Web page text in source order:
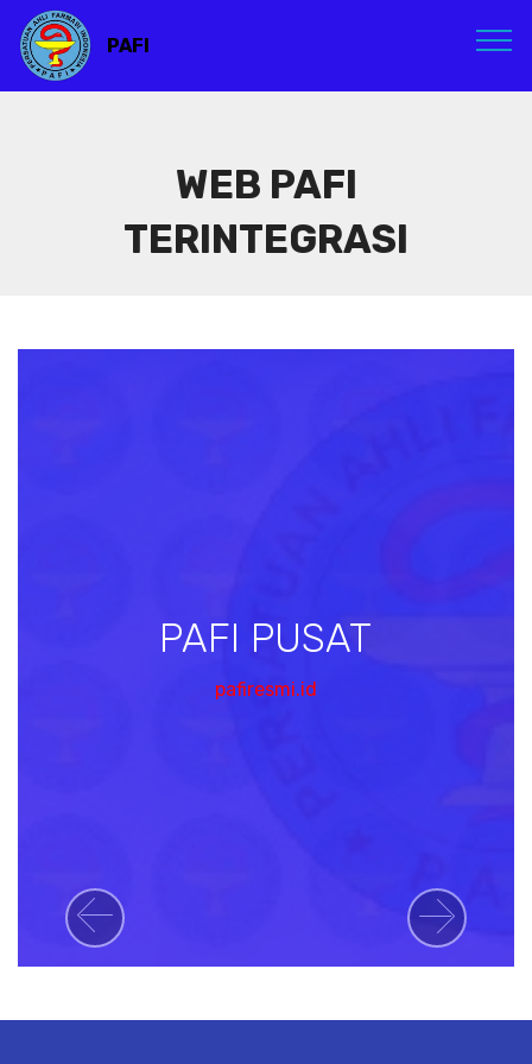
PAFI
WEB PAFI
TERINTEGRASI
PAFI PUSAT
pafiresmi.id
Previous Next